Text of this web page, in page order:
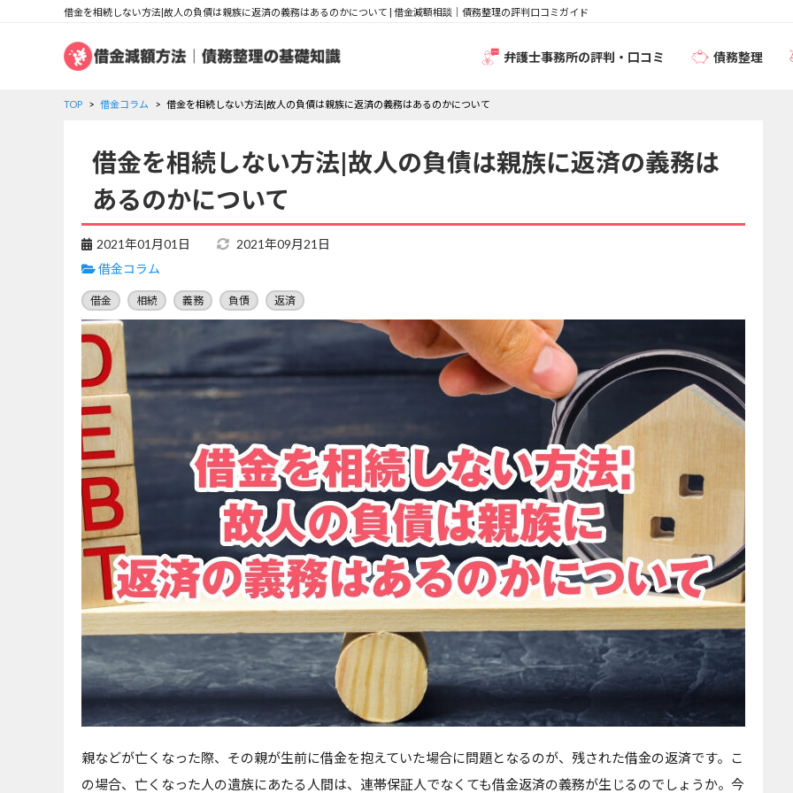
借金を相続しない方法|故人の負債は親族に返済の義務はあるのかについて | 借金減額相談｜債務整理の評判口コミガイド
弁護士事務所の評判・口コミ 債務整理
TOP 借金コラム 借金を相続しない方法|故人の負債は親族に返済の義務はあるのかについて
借金を相続しない方法|故人の負債は親族に返済の義務は
あるのかについて
2021年01月01日
2021年09月21日
借金コラム
借金 相続 義務 負債 返済
親などが亡くなった際、その親が生前に借金を抱えていた場合に問題となるのが、残された借金の返済です。こ
の場合、亡くなった人の遺族にあたる人間は、連帯保証人でなくても借金返済の義務が生じるのでしょうか。今